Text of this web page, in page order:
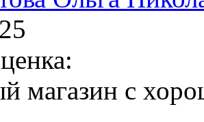
магазин с